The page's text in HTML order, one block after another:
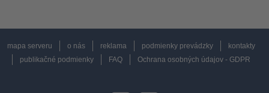
mapa serveru o nás reklama podmienky prevádzky
kontakty
publikačné podmienky
FAQ Ochrana osobných údajov - GDPR